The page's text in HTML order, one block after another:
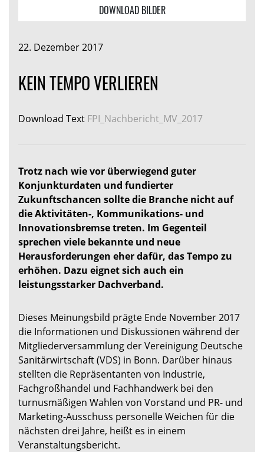
DOWNLOAD BILDER
22. Dezember 2017
KEIN TEMPO VERLIEREN
Download Text FPI_Nachbericht_MV_2017
Trotz nach wie vor überwiegend guter
Konjunkturdaten und fundierter
Zukunftschancen sollte die Branche nicht auf
die Aktivitäten-, Kommunikations- und
Innovationsbremse treten. Im Gegenteil
sprechen viele bekannte und neue
Herausforderungen eher dafür, das Tempo zu
erhöhen. Dazu eignet sich auch ein
leistungsstarker Dachverband.
Dieses Meinungsbild prägte Ende November 2017
die Informationen und Diskussionen während der
Mitgliederversammlung der Vereinigung Deutsche
Sanitärwirtschaft (VDS) in Bonn. Darüber hinaus
stellten die Repräsentanten von Industrie,
Fachgroßhandel und Fachhandwerk bei den
turnusmäßigen Wahlen von Vorstand und PR- und
Marketing-Ausschuss personelle Weichen für die
nächsten drei Jahre, heißt es in einem
Veranstaltungsbericht.